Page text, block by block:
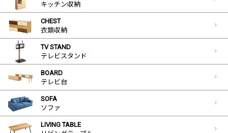
キッチン収納
CHEST
衣類収納
TV STAND
テレビスタンド
BOARD
テレビ台
SOFA
ソファ
LIVING TABLE